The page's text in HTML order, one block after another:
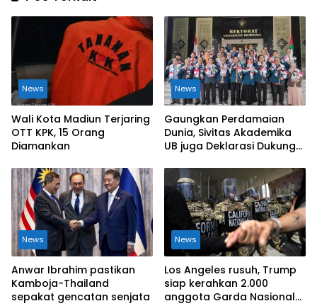
News
Wali Kota Madiun Terjaring
OTT KPK, 15 Orang
Diamankan
News
Gaungkan Perdamaian
Dunia, Sivitas Akademika
UB juga Deklarasi Dukung
News
Anwar Ibrahim pastikan
Kamboja-Thailand
sepakat gencatan senjata
News
Los Angeles rusuh, Trump
siap kerahkan 2.000
anggota Garda Nasional